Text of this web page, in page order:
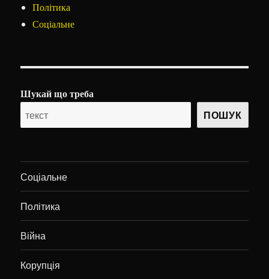
Політика
Соціальне
Шукай що треба
ПОШУК
Соціальне
Політика
Війна
Корупція